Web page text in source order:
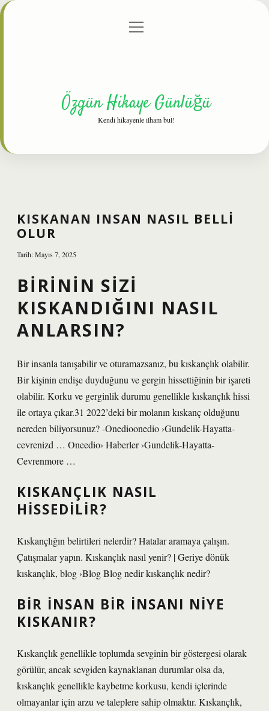
Gizlilik Politikası
menüyü
Özgün Hikaye Günlüğü
Kendi hikayenle ilham bul!
KISKANAN INSAN NASIL BELLI
OLUR
Tarih: Mayıs 7, 2025
BIRININ SIZI
KISKANDIĞINI NASIL
ANLARSIN?
Bir insanla tanışabilir ve oturamazsanız, bu kıskançlık olabilir.
Bir kişinin endişe duyduğunu ve gergin hissettiğinin bir işareti
olabilir. Korku ve gerginlik durumu genellikle kıskançlık hissi
ile ortaya çıkar.31 2022’deki bir molanın kıskanç olduğunu
nereden biliyorsunuz? -Onedioonedio ›Gundelik-Hayatta-
cevrenizd … Oneedio› Haberler ›Gundelik-Hayatta-
Cevrenmore …
KISKANÇLIK NASIL
HISSEDILIR?
Kıskançlığın belirtileri nelerdir? Hatalar aramaya çalışın.
Çatışmalar yapın. Kıskançlık nasıl yenir? | Geriye dönük
kıskançlık, blog ›Blog Blog nedir kıskançlık nedir?
BIR INSAN BIR INSANI NIYE
KISKANIR?
Kıskançlık genellikle toplumda sevginin bir göstergesi olarak
görülür, ancak sevgiden kaynaklanan durumlar olsa da,
kıskançlık genellikle kaybetme korkusu, kendi içlerinde
olmayanlar için arzu ve taleplere sahip olmaktır. Kıskançlık,